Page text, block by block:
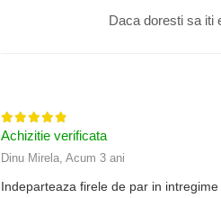
Daca doresti sa iti
Achizitie verificata
Dinu Mirela, Acum 3 ani
Indeparteaza firele de par in